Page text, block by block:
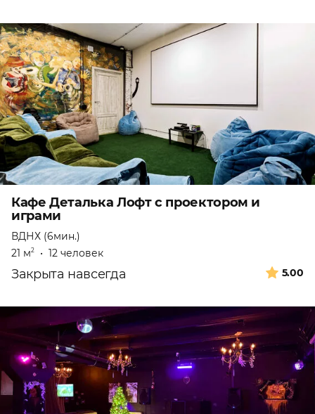
Кафе Деталька Лофт с проектором и
играми
ВДНХ (6мин.)
21 м2 • 12 человек
5.00
Закрыта навсегда